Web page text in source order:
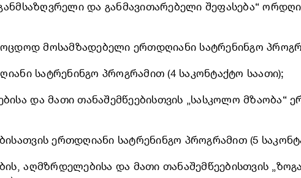
და განმავითარებელი შეფასება“
მოსამზადებელი ერთდღიანი სატრენინგო
სატრენინგო პროგრამით (4 საკონტაქტო საათი);
და მათი თანაშემწეებისთვის „სასკოლო მზაობა“
ერთდღიანი სატრენინგო პროგრამით (5
აღმზრდელებისა და მათი თანაშემწეებისთვის